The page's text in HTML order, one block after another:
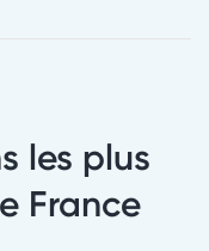
les plus
France